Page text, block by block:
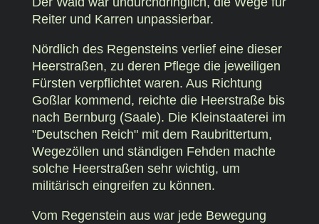
Reiter und Karren unpassierbar.
Nördlich des Regensteins verlief eine dieser
Heerstraßen, zu deren Pflege die jeweiligen
Fürsten verpflichtet waren. Aus Richtung
Goßlar kommend, reichte die Heerstraße bis
nach Bernburg (Saale). Die Kleinstaaterei im
"Deutschen Reich" mit dem Raubrittertum,
Wegezöllen und ständigen Fehden machte
solche Heerstraßen sehr wichtig, um
militärisch eingreifen zu können.
Vom Regenstein aus war jede Bewegung